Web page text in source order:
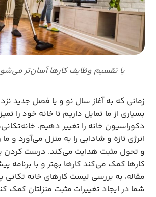
با تقسیم وظایف کارها آسان‌تر
زمانی که به آغاز سال نو و یا فصل جدید
بسیاری از ما تمایل داریم تا خانه خود را
دکوراسیون خانه را تغییر دهیم.
انرژی تازه و شادابی را به منزل می‌آورد و
و تحول مثبت هدایت می‌کند. درست کردن
کارها کمک می‌کند کارها بهتر و با برنامه
مقاله، به بررسی لیست کارهای خانه تکانی
شما در ایجاد تغییرات مثبت منزلتان کمک